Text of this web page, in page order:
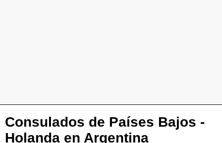
Consulados de Países Bajos -
Holanda en Argentina